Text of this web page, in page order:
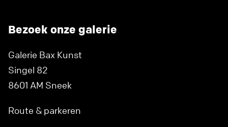
Bezoek onze galerie
Galerie Bax Kunst
Singel 82
8601 AM Sneek
Route & parkeren